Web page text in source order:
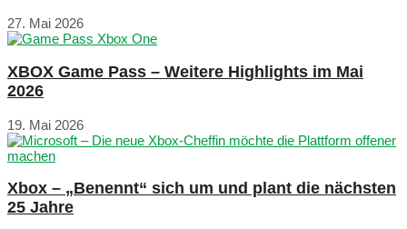
27. Mai 2026
XBOX Game Pass – Weitere Highlights im Mai
2026
19. Mai 2026
Xbox – „Benennt“ sich um und plant die nächsten
25 Jahre